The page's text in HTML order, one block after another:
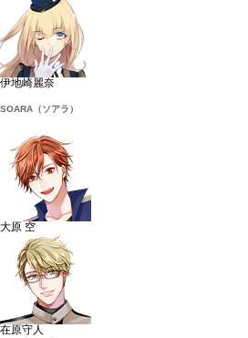
伊地崎麗奈
SOARA（ソアラ）
大原 空
在原守人